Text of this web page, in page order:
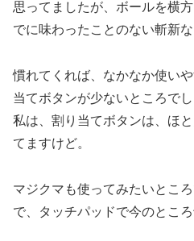
思ってましたが、ボールを横
でに味わったことのない斬新な
慣れてくれば、なかなか使い
当てボタンが少ないところでし
私は、割り当てボタンは、ほ
てますけど。
マジクマも使ってみたいとこ
で、タッチパッドで今のとこ